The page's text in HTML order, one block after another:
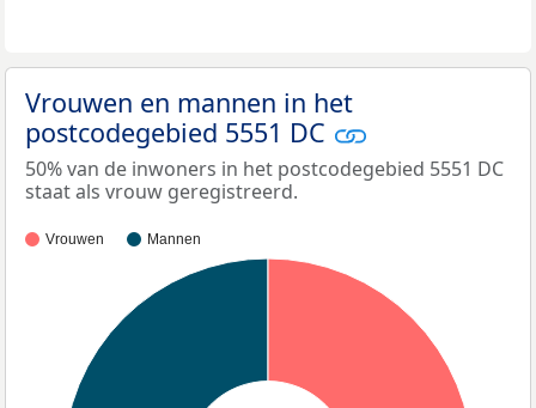
Vrouwen en mannen in het
postcodegebied 5551 DC
50% van de inwoners in het postcodegebied 5551 DC
staat als vrouw geregistreerd.
Vrouwen Mannen